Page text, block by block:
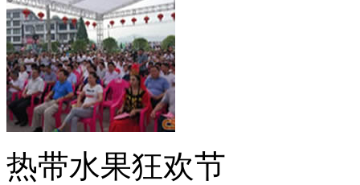
热带水果狂欢节